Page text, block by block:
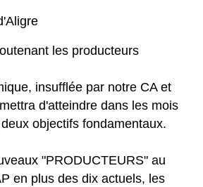
les producteurs
insufflée par notre CA et
d'atteindre dans les mois
objectifs fondamentaux.
"PRODUCTEURS" au
en plus des dix actuels, les